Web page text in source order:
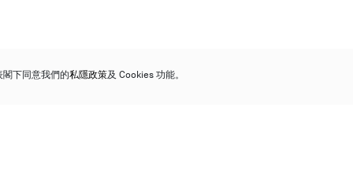
下同意我們的私隱政策及 Cookies 功能。